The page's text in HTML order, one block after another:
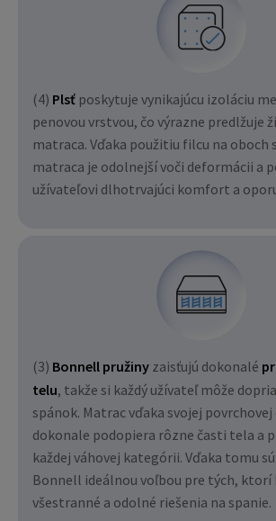
(4) Plsť poskytuje vynikajúcu izoláciu
penovou vrstvou, čo výrazne predlžuje
matraca. Vďaka použitiu filcu na oboch
matraca je odolnejší voči deformácii a
užívateľovi dlhotrvajúci komfort a
(3) Bonnell pružiny zaisťujú dokonalé
telu, takže si každý užívateľ môže
spánok. Matrac vďaka svojej
dokonale podopiera rôzne časti tela a
každej váhovej kategórii. Vďaka tomu
Bonnell ideálnou voľbou pre tých, ktorí
všestranné a odolné riešenia na spanie.